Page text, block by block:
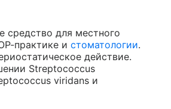
средство для местного
практике и стоматологии.
действие.
Streptococcus
viridans и